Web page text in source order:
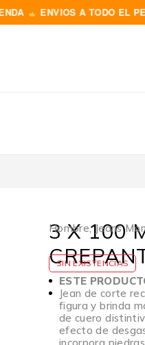
ENVIOS A TODO EL PERÚ
Hombre,Jeans
3 X 100
SIN EXISTENCIAS
ESTE
Jean de corte
figura y brinda
de cuero
efecto de